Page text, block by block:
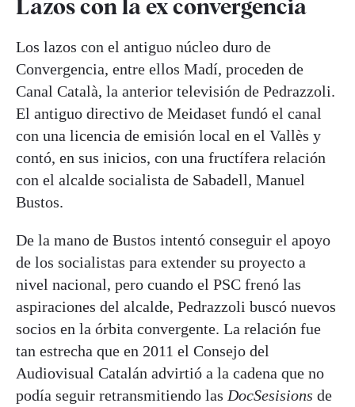
Lazos con la ex convergencia
Los lazos con el antiguo núcleo duro de
Convergencia, entre ellos Madí, proceden de
Canal Català, la anterior televisión de Pedrazzoli.
El antiguo directivo de Meidaset fundó el canal
con una licencia de emisión local en el Vallès y
contó, en sus inicios, con una fructífera relación
con el alcalde socialista de Sabadell, Manuel
Bustos.
De la mano de Bustos intentó conseguir el apoyo
de los socialistas para extender su proyecto a
nivel nacional, pero cuando el PSC frenó las
aspiraciones del alcalde, Pedrazzoli buscó nuevos
socios en la órbita convergente. La relación fue
tan estrecha que en 2011 el Consejo del
Audiovisual Catalán advirtió a la cadena que no
podía seguir retransmitiendo las DocSesisions de